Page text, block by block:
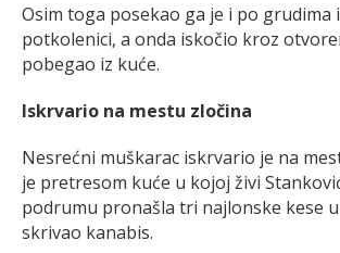
Osim toga posekao ga je i po grudima
potkolenici, a onda iskočio kroz
pobegao iz kuće.
Iskrvario na mestu zločina
Nesrećni muškarac iskrvario je na
je pretresom kuće u kojoj živi
podrumu pronašla tri najlonske kese
skrivao kanabis.